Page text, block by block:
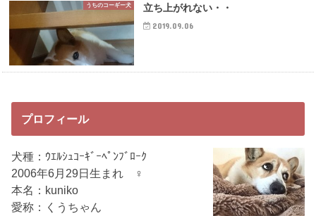
うちのコーギー犬 立ち上がれない・・
2019.09.06
プロフィール
犬種：ｳｴﾙｼｭｺｰｷﾞｰﾍﾟﾝﾌﾞﾛｰｸ
2006年6月29日生まれ ♀
本名：kuniko
愛称：くうちゃん